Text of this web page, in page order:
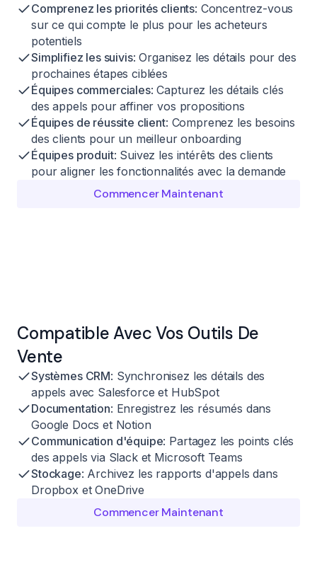
Comprenez les priorités clients: Concentrez-vous
sur ce qui compte le plus pour les acheteurs
potentiels
Simplifiez les suivis: Organisez les détails pour des
prochaines étapes ciblées
Équipes commerciales: Capturez les détails clés
des appels pour affiner vos propositions
Équipes de réussite client: Comprenez les besoins
des clients pour un meilleur onboarding
Équipes produit: Suivez les intérêts des clients
pour aligner les fonctionnalités avec la demande
Commencer Maintenant
Compatible Avec Vos Outils De
Vente
Systèmes CRM: Synchronisez les détails des
appels avec Salesforce et HubSpot
Documentation: Enregistrez les résumés dans
Google Docs et Notion
Communication d'équipe: Partagez les points clés
des appels via Slack et Microsoft Teams
Stockage: Archivez les rapports d'appels dans
Dropbox et OneDrive
Commencer Maintenant